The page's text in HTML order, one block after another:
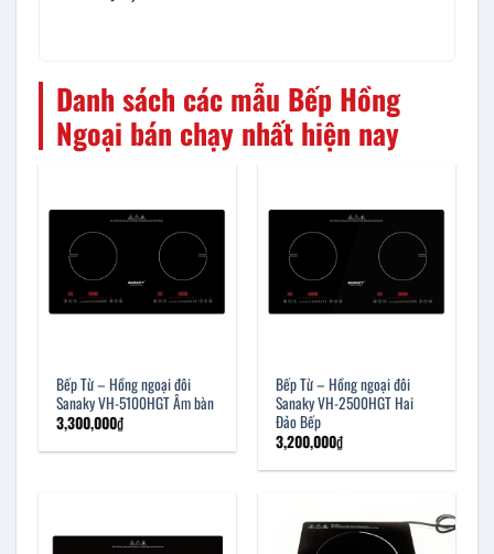
Danh sách các mẫu Bếp Hồng
Ngoại bán chạy nhất hiện nay
Bếp Từ – Hồng ngoại đôi
Sanaky VH-5100HGT Âm bàn
3,300,000₫
Bếp Từ – Hồng ngoại đôi
Sanaky VH-2500HGT Hai
Đảo Bếp
3,200,000₫